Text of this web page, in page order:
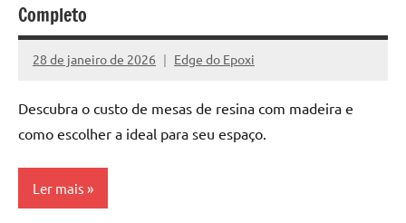
Completo
28 de janeiro de 2026 Edge do Epoxi
Nenhum
Descubra o custo de mesas de resina com madeira e
como escolher a ideal para seu espaço.
Ler mais